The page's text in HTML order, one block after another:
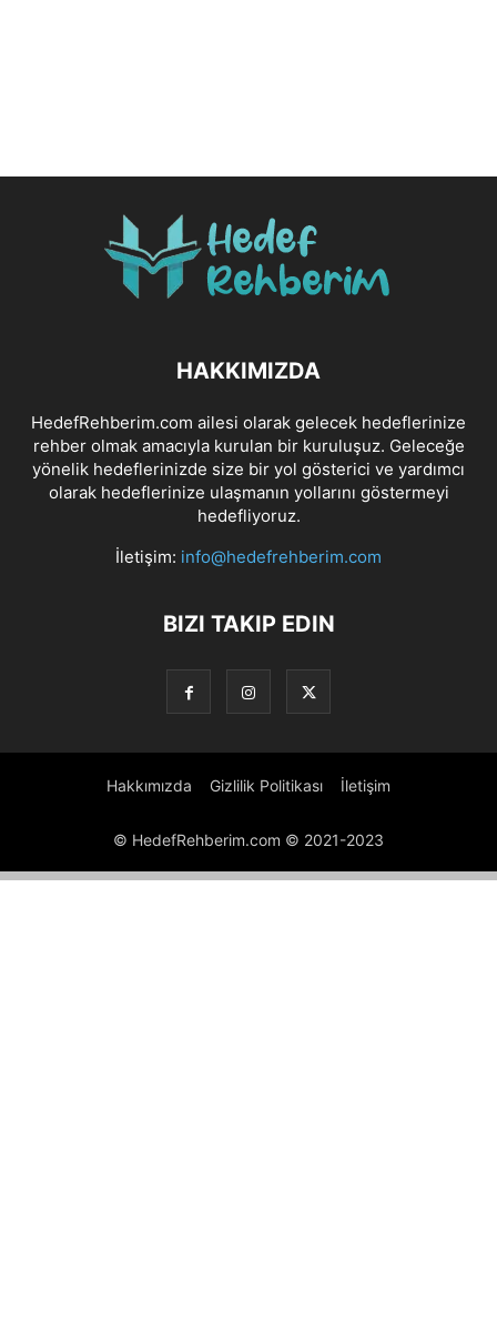
HAKKIMIZDA
HedefRehberim.com ailesi olarak gelecek hedeflerinize
rehber olmak amacıyla kurulan bir kuruluşuz. Geleceğe
yönelik hedeflerinizde size bir yol gösterici ve yardımcı
olarak hedeflerinize ulaşmanın yollarını göstermeyi
hedefliyoruz.
İletişim: info@hedefrehberim.com
BIZI TAKIP EDIN
Hakkımızda Gizlilik Politikası İletişim
© HedefRehberim.com © 2021-2023